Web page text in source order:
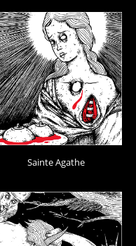
Sainte Agathe